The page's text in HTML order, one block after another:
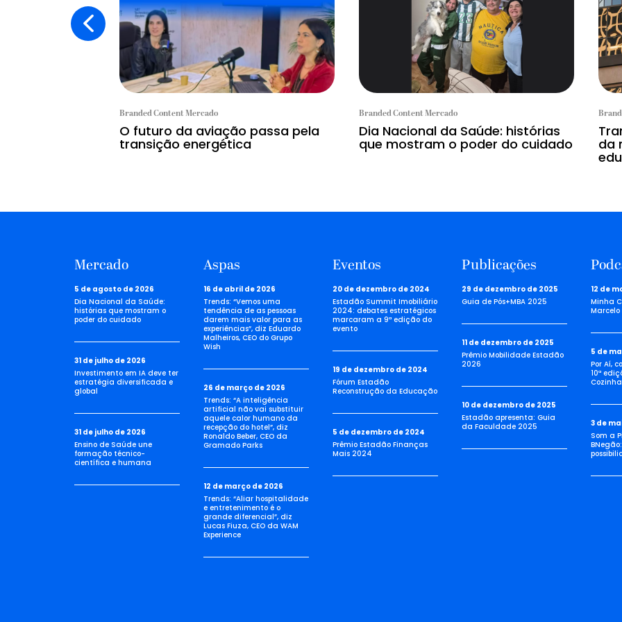
Branded Content Mercado
O futuro da aviação passa pela
transição energética
Branded Content Mercado
Dia Nacional da Saúde: histórias
que mostram o poder do cuidado da
Mercado
5 de agosto de 2026
Dia Nacional da Saúde:
histórias que mostram o
poder do cuidado
31 de julho de 2026
Investimento em IA deve ter
estratégia diversificada e
global
31 de julho de 2026
Ensino de Saúde une
formação técnico-
científica e humana
Aspas
16 de abril de 2026
Trends: “Vemos uma
tendência de as pessoas
darem mais valor para as
experiências”, diz Eduardo
Malheiros, CEO do Grupo
Wish
26 de março de 2026
Trends: “A inteligência
artificial não vai substituir
aquele calor humano da
recepção do hotel”, diz
Ronaldo Beber, CEO da
Gramado Parks
12 de março de 2026
Trends: “Aliar hospitalidade
e entretenimento é o
grande diferencial”, diz
Lucas Fiuza, CEO da WAM
Experience
Eventos
20 de dezembro de 2024
Estadão Summit Imobiliário
2024: debates estratégicos
marcaram a 9ª edição do
evento
19 de dezembro de 2024
Fórum Estadão
Reconstrução da Educação
5 de dezembro de 2024
Prêmio Estadão Finanças
Mais 2024
Publicações
29 de dezembro de 2025
Guia de Pós+MBA 2025
11 de dezembro de 2025
Prêmio Mobilidade Estadão
2026
10 de dezembro de 2025
Estadão apresenta: Guia
da Faculdade 2025
12 de
Minha
Marcelo
5 de
Por Aí,
10ª
3 de
Som a